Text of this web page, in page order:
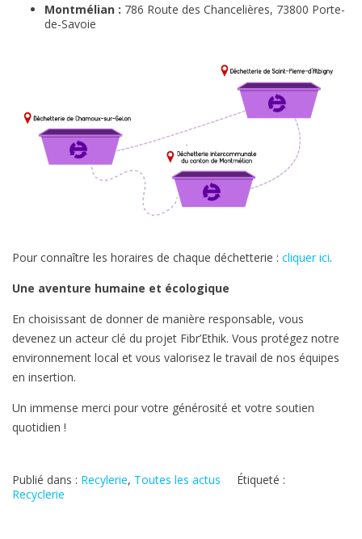
Montmélian : 786 Route des Chancelières, 73800 Porte-
de-Savoie
Pour connaître les horaires de chaque déchetterie : cliquer ici.
Une aventure humaine et écologique
En choisissant de donner de manière responsable, vous
devenez un acteur clé du projet Fibr’Ethik. Vous protégez notre
environnement local et vous valorisez le travail de nos équipes
en insertion.
Un immense merci pour votre générosité et votre soutien
quotidien !
Publié dans : Recylerie, Toutes les actus
Étiqueté :
Recyclerie